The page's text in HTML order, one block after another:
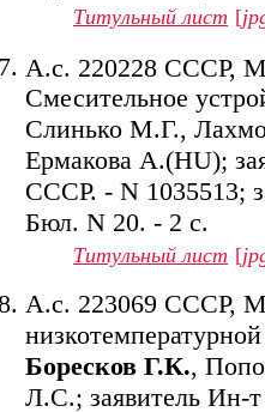
Титульный лист [
А.с. 220228 СССР,
Смесительное
Слинько М.Г.,
Ермакова А.(HU);
СССР. - N 1035513;
Бюл. N 20. - 2 с.
Титульный лист [
А.с. 223069 СССР,
Боресков Г.К.,
Л.С.; заявитель